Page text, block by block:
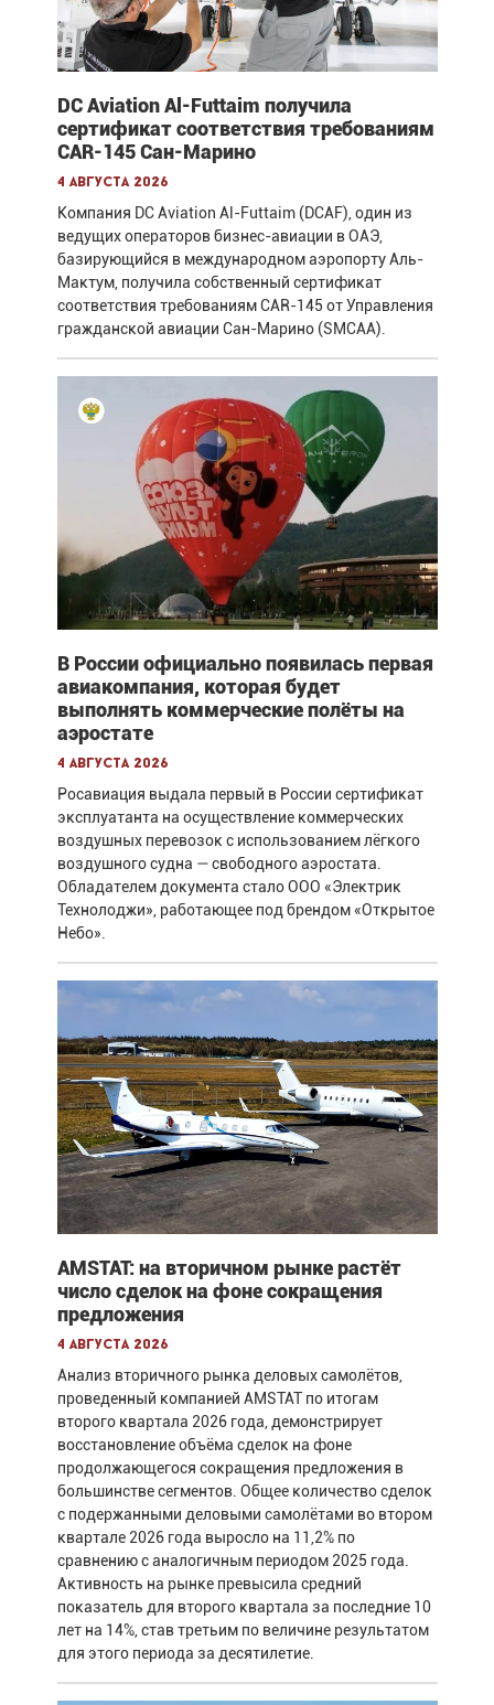
DC Aviation Al-Futtaim получила
сертификат соответствия требованиям
CAR-145 Сан-Марино
4 августа 2026
Компания DC Aviation Al-Futtaim (DCAF), один из
ведущих операторов бизнес-авиации в ОАЭ,
базирующийся в международном аэропорту Аль-
Мактум, получила собственный сертификат
соответствия требованиям CAR-145 от Управления
гражданской авиации Сан-Марино (SMCAA).
В России официально появилась первая
авиакомпания, которая будет
выполнять коммерческие полёты на
аэростате
4 августа 2026
Росавиация выдала первый в России сертификат
эксплуатанта на осуществление коммерческих
воздушных перевозок с использованием лёгкого
воздушного судна — свободного аэростата.
Обладателем документа стало ООО «Электрик
Технолоджи», работающее под брендом «Открытое
Небо».
AMSTAT: на вторичном рынке растёт
число сделок на фоне сокращения
предложения
4 августа 2026
Анализ вторичного рынка деловых самолётов,
проведенный компанией AMSTAT по итогам
второго квартала 2026 года, демонстрирует
восстановление объёма сделок на фоне
продолжающегося сокращения предложения в
большинстве сегментов. Общее количество сделок
с подержанными деловыми самолётами во втором
квартале 2026 года выросло на 11,2% по
сравнению с аналогичным периодом 2025 года.
Активность на рынке превысила средний
показатель для второго квартала за последние 10
лет на 14%, став третьим по величине результатом
для этого периода за десятилетие.